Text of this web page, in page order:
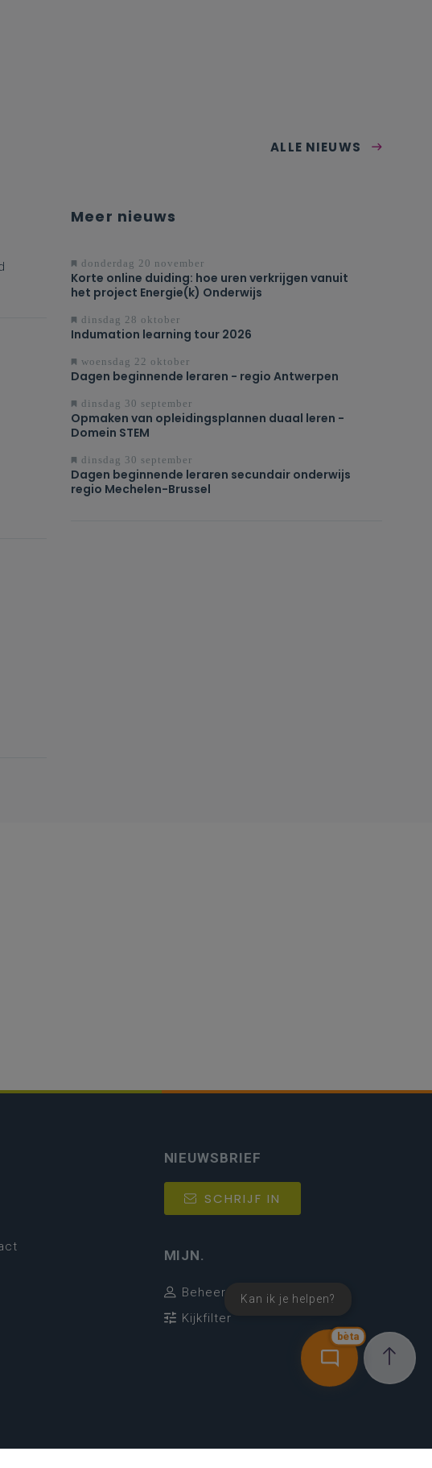
ALLE NIEUWS
Meer nieuws
donderdag 20 november
Korte online duiding: hoe uren verkrijgen vanuit
het project Energie(k) Onderwijs
dinsdag 28 oktober
Indumation learning tour 2026
woensdag 22 oktober
Dagen beginnende leraren - regio Antwerpen
dinsdag 30 september
Opmaken van opleidingsplannen duaal leren -
Domein STEM
dinsdag 30 september
Dagen beginnende leraren secundair onderwijs
regio Mechelen-Brussel
bèta
Kan ik je helpen?
NIEUWSBRIEF
SCHRIJF IN
MIJN.
Beheer
Kijkfilter